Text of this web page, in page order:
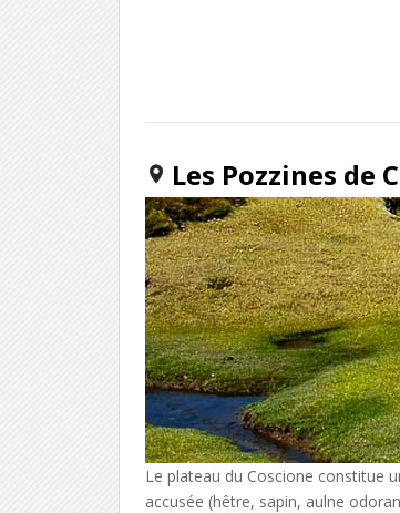
Les Pozzines de
Le plateau du Coscione constitue
accusée (hêtre, sapin, aulne